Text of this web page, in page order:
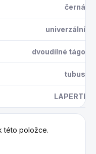
černá
univerzální
dvoudílné tágo
tubus
LAPERTI
této položce.